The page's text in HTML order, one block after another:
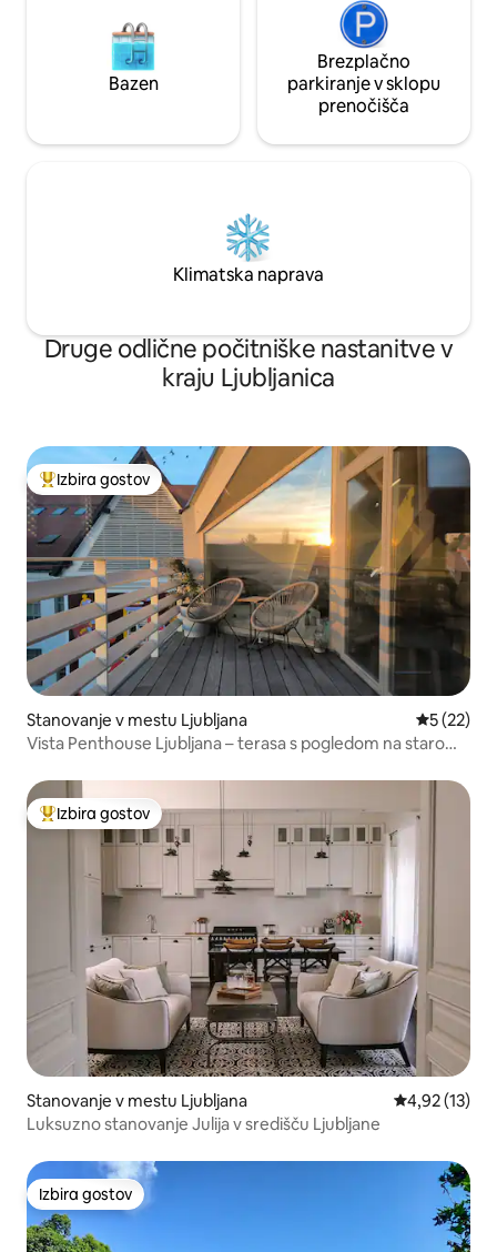
Bazen
Brezplačno
parkiranje v sklopu
prenočišča
Klimatska naprava
Druge odlične počitniške nastanitve v
kraju Ljubljanica
Najbolj priljubljena prenočišča z značko »Izbira gostov«
Izbira gostov
Stanovanje v mestu Ljubljana
5 (22)
Vista Penthouse Ljubljana – terasa s pogledom na staro
Najbolj priljubljena prenočišča z značko »Izbira gostov«
Izbira gostov
Stanovanje v mestu Ljubljana Povprečna
4,92 (13)
Luksuzno stanovanje Julija v središču Ljubljane
Izbira gostov
Izbira gostov